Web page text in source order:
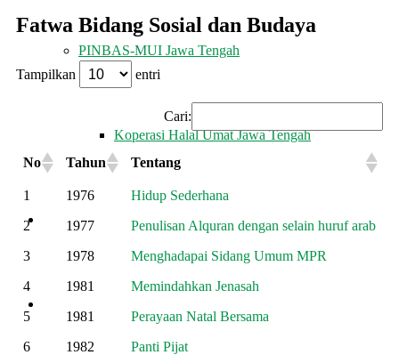
PINBAS-MUI Jawa Tengah
Koperasi Halal Umat Jawa Tengah
MUI MENJAWAB
Fatwa Bidang Sosial dan Budaya
Tampilkan entri
Cari:
No Tahun Tentang
1 1976
Hidup Sederhana
2
1977
Penulisan Alquran dengan selain huruf arab
3
1978
Menghadapai Sidang Umum MPR
4
1981
Memindahkan Jenasah
5
1981
Perayaan Natal Bersama
6
1982
Panti Pijat